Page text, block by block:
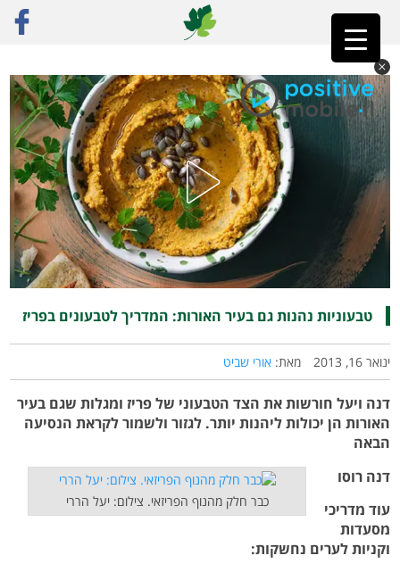
ראשי»פוסט נבחר טבעוניות נהנות גם בעיר האורות: המדריך לטבעונים בפריז
טבעוניות נהנות גם בעיר האורות: המדריך לטבעונים בפריז
ינואר 16, 2013 מאת: אורי שביט
דנה ויעל חורשות את הצד הטבעוני של פריז ומגלות שגם בעיר
האורות הן יכולות ליהנות יותר. לגזור ולשמור לקראת הנסיעה
הבאה
כבר חלק מהנוף הפריזאי. צילום: יעל הררי
דנה רוסו
עוד מדריכי
מסעדות
וקניות לערים נחשקות: